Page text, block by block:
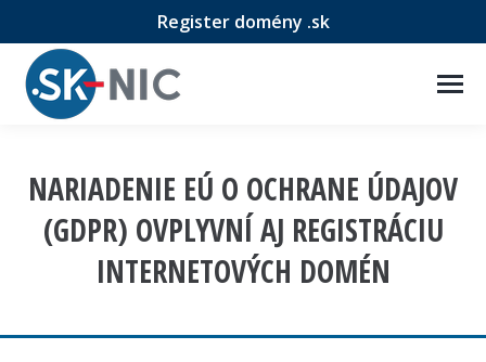
Register domény .sk
NARIADENIE EÚ O OCHRANE ÚDAJOV
(GDPR) OVPLYVNÍ AJ REGISTRÁCIU
INTERNETOVÝCH DOMÉN